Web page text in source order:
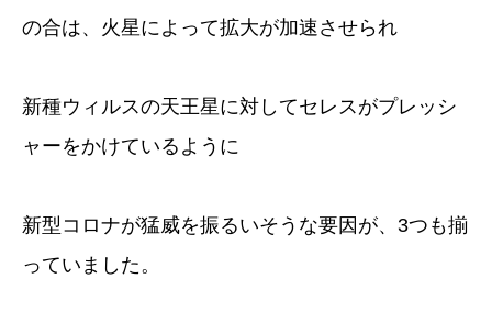
の合は、火星によって拡大が加速させられ
新種ウィルスの天王星に対してセレスがプレッシ
ャーをかけているように
新型コロナが猛威を振るいそうな要因が、3つも揃
っていました。